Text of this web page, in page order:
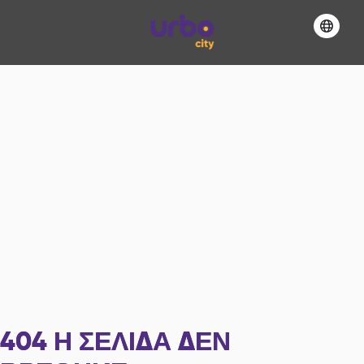
404 Η ΣΕΛΊΔΑ ΔΕΝ